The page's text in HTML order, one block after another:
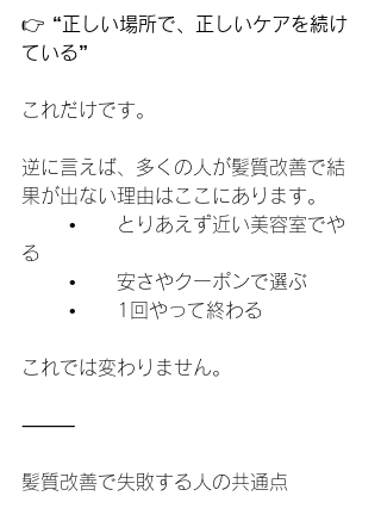
👉 “正しい場所で、正しいケアを続け
ている”
これだけです。
逆に言えば、多くの人が髪質改善で結
果が出ない理由はここにあります。
る
	•	安さやクーポンで選ぶ
	•	1回やって終わる
これでは変わりません。
⸻
髪質改善で失敗する人の共通点